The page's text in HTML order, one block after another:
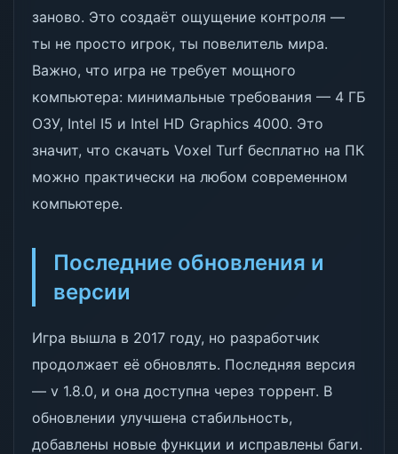
заново. Это создаёт ощущение контроля —
ты не просто игрок, ты повелитель мира.
Важно, что игра не требует мощного
компьютера: минимальные требования — 4 ГБ
ОЗУ, Intel I5 и Intel HD Graphics 4000. Это
значит, что скачать Voxel Turf бесплатно на ПК
можно практически на любом современном
компьютере.
Последние обновления и
версии
Игра вышла в 2017 году, но разработчик
продолжает её обновлять. Последняя версия
— v 1.8.0, и она доступна через торрент. В
обновлении улучшена стабильность,
добавлены новые функции и исправлены баги.